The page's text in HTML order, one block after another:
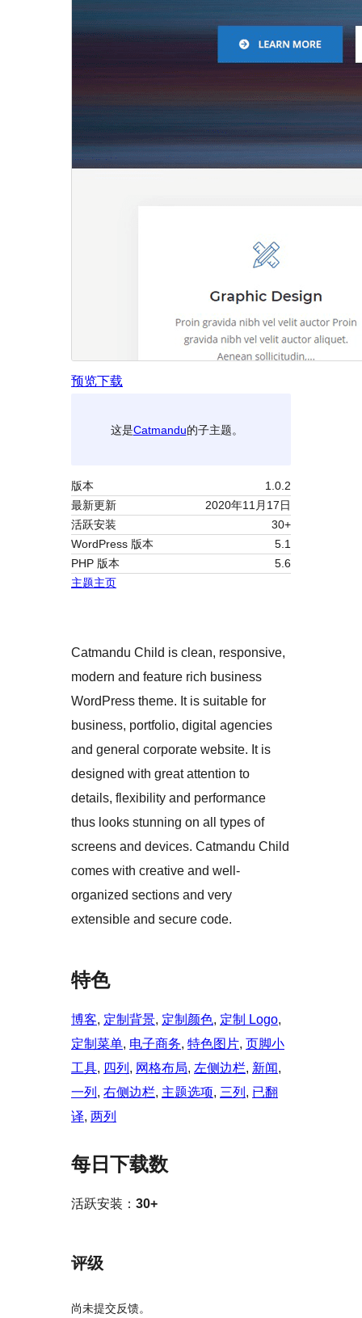
预览下载
这是Catmandu的子主题。
版本
1.0.2
最新更新
2020年11月17日
活跃安装
30+
WordPress 版本
5.1
PHP 版本
5.6
主题主页
Catmandu Child is clean, responsive,
modern and feature rich business
WordPress theme. It is suitable for
business, portfolio, digital agencies
and general corporate website. It is
designed with great attention to
details, flexibility and performance
thus looks stunning on all types of
screens and devices. Catmandu Child
comes with creative and well-
organized sections and very
extensible and secure code.
特色
博客, 定制背景, 定制颜色, 定制 Logo
定制菜单, 电子商务, 特色图片, 页脚小
工具, 四列 , 网格布局, 左侧边栏, 新闻
一列 , 右侧边栏, 主题选项, 三列 , 已翻
译, 两列
每日下载数
活跃安装： 30+
评级
尚未提交反馈。